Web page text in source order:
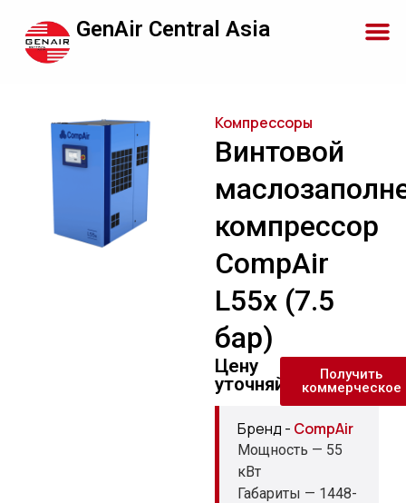
GenAir Central Asia
Компрессоры
Винтовой
компрессор
CompAir
L55x (7.5
бар)
Цену
уточняйте
Получить
коммерческое
Бренд - CompAir
Мощность — 55
кВт
Габариты — 1448-